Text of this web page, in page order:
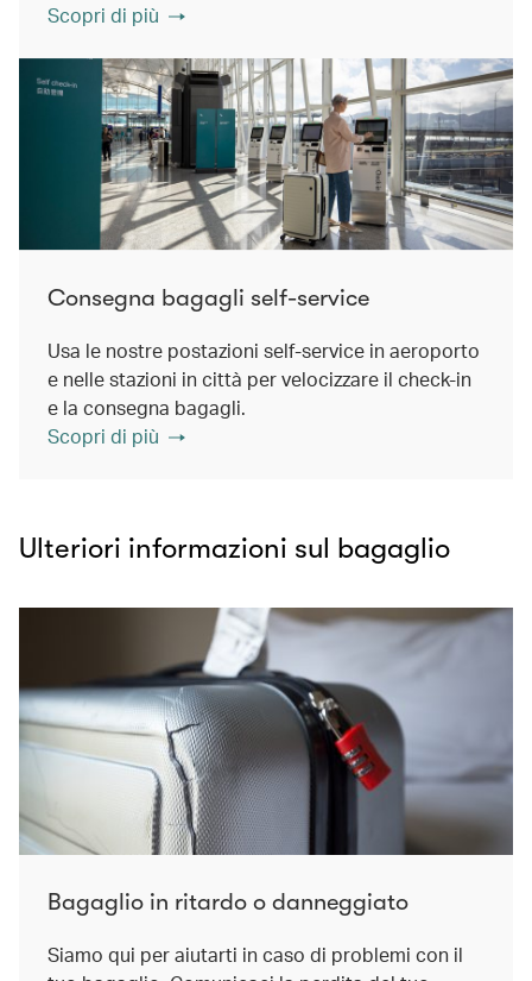
Scopri di più
Consegna bagagli self-service
Usa le nostre postazioni self-service in aeroporto
e nelle stazioni in città per velocizzare il check-in
e la consegna bagagli.
Scopri di più
Ulteriori informazioni sul bagaglio
Bagaglio in ritardo o danneggiato
Siamo qui per aiutarti in caso di problemi con il